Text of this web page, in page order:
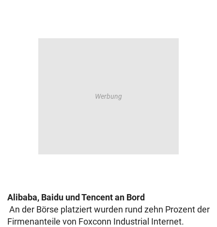
Alibaba, Baidu und Tencent an Bord
An der Börse platziert wurden rund zehn Prozent der
Firmenanteile von Foxconn Industrial Internet.